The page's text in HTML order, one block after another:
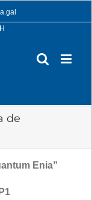
de
Enia”